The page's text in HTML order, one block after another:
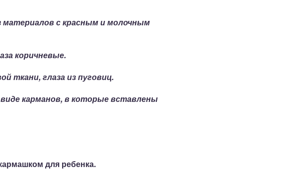
с красным и молочным
коричневые.
ткани, глаза из пуговиц.
карманов, в которые вставлены
для ребенка.